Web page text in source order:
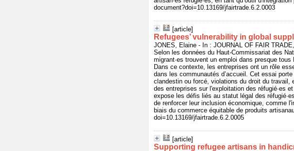
document?doi=10.13169/jfairtrade.6.2.0003
[article]
Refugees’ vulnerability in global
JONES, Elaine - In : JOURNAL OF FAIR
Selon les données du Haut-Commissariat des
migrant·es trouvent un emploi dans presque
Dans ce contexte, les entreprises ont un rôle
dans les communautés d’accueil. Cet essai
clandestin ou forcé, violations du droit du travail,
des entreprises sur l'exploitation des réfugié·es
expose les défis liés au statut légal des
de renforcer leur inclusion économique, comme
biais du commerce équitable de produits
doi=10.13169/jfairtrade.6.2.0005
[article]
Supporting refugee artisans in